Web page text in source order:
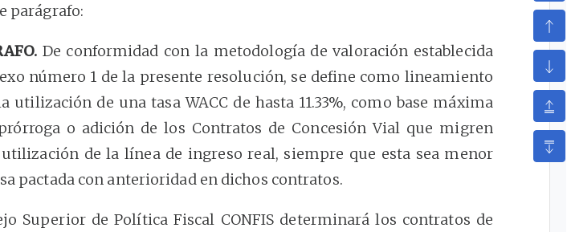
parágrafo:
De conformidad con la metodología de valoración establecida
número 1 de la presente resolución, se define como lineamiento
utilización de una tasa WACC de hasta 11.33%, como base máxima
o adición de los Contratos de Concesión Vial que migren
de la línea de ingreso real, siempre que esta sea menor
pactada con anterioridad en dichos contratos.
Superior de Política Fiscal CONFIS determinará los contratos de